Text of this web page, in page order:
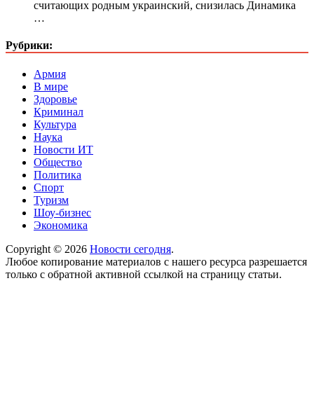
считающих родным украинский, снизилась Динамика
…
Рубрики:
Армия
В мире
Здоровье
Криминал
Культура
Наука
Новости ИТ
Общество
Политика
Спорт
Туризм
Шоу-бизнес
Экономика
Copyright © 2026 Новости сегодня.
Любое копирование материалов с нашего ресурса разрешается
только с обратной активной ссылкой на страницу статьи.